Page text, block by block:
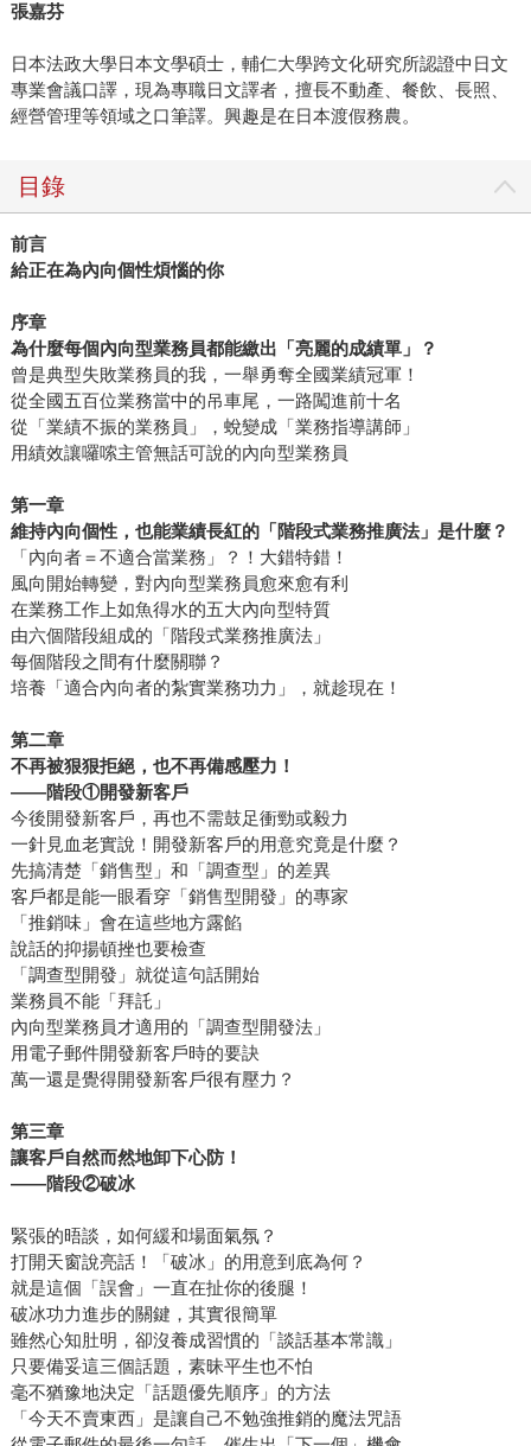
張嘉芬
日本法政大學日本文學碩士，輔仁大學跨文化研究所認證中日文
專業會議口譯，現為專職日文譯者，擅長不動產、餐飲、長照、
經營管理等領域之口筆譯。興趣是在日本渡假務農。
目錄
前言
給正在為內向個性煩惱的你
序章
為什麼每個內向型業務員都能繳出「亮麗的成績單」？
曾是典型失敗業務員的我，一舉勇奪全國業績冠軍！
從全國五百位業務當中的吊車尾，一路闖進前十名
從「業績不振的業務員」，蛻變成「業務指導講師」
用績效讓囉嗦主管無話可說的內向型業務員
第一章
維持內向個性，也能業績長紅的「階段式業務推廣法」是什麼？
「內向者＝不適合當業務」？！大錯特錯！
風向開始轉變，對內向型業務員愈來愈有利
在業務工作上如魚得水的五大內向型特質
由六個階段組成的「階段式業務推廣法」
每個階段之間有什麼關聯？
培養「適合內向者的紮實業務功力」，就趁現在！
第二章
不再被狠狠拒絕，也不再備感壓力！
――階段①開發新客戶
今後開發新客戶，再也不需鼓足衝勁或毅力
一針見血老實說！開發新客戶的用意究竟是什麼？
先搞清楚「銷售型」和「調查型」的差異
客戶都是能一眼看穿「銷售型開發」的專家
「推銷味」會在這些地方露餡
說話的抑揚頓挫也要檢查
「調查型開發」就從這句話開始
業務員不能「拜託」
內向型業務員才適用的「調查型開發法」
用電子郵件開發新客戶時的要訣
萬一還是覺得開發新客戶很有壓力？
第三章
讓客戶自然而然地卸下心防！
――階段②破冰
緊張的晤談，如何緩和場面氣氛？
打開天窗說亮話！「破冰」的用意到底為何？
就是這個「誤會」一直在扯你的後腿！
破冰功力進步的關鍵，其實很簡單
雖然心知肚明，卻沒養成習慣的「談話基本常識」
只要備妥這三個話題，素昧平生也不怕
毫不猶豫地決定「話題優先順序」的方法
「今天不賣東西」是讓自己不勉強推銷的魔法咒語